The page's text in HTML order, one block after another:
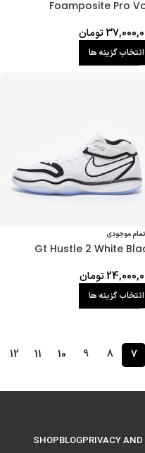
Foamposite Pro
تومان
انتخاب گزینه ها
موجودی
Gt Hustle 2 White
تومان
انتخاب گزینه ها
7
8
9
10
11
12
PRIVACY
BLOG
SHOP